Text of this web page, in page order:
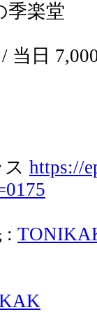
季楽堂
当日
https://
: